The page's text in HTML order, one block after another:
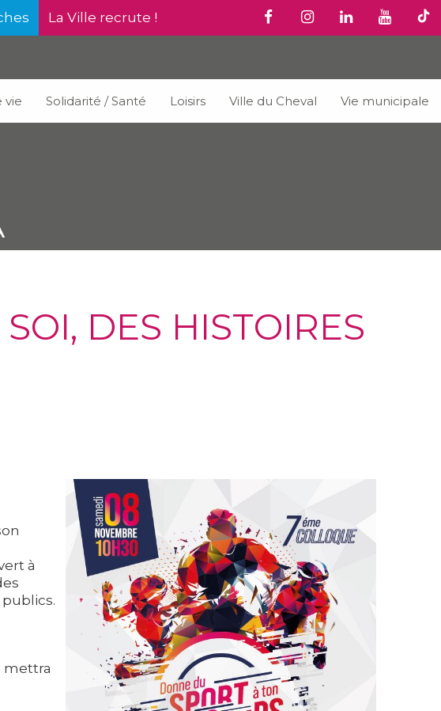
La Ville recrute !
vie Solidarité / Santé Loisirs Ville du Cheval Vie municipale
DES HISTOIRES
à
mettra